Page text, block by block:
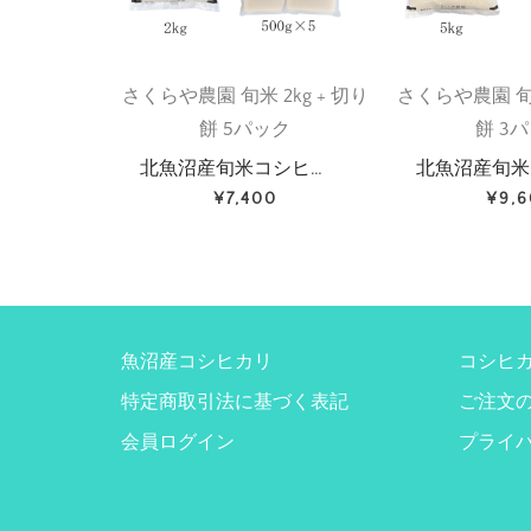
さくらや農園 旬米 2kg + 切り
餅 5パック
北魚沼産旬米コシヒ…
¥7,400
さくらや農園
餅 3
北魚沼産旬
魚沼産コシヒカリ
コシヒ
特定商取引法に基づく表記
ご注文
会員ログイン
プライ